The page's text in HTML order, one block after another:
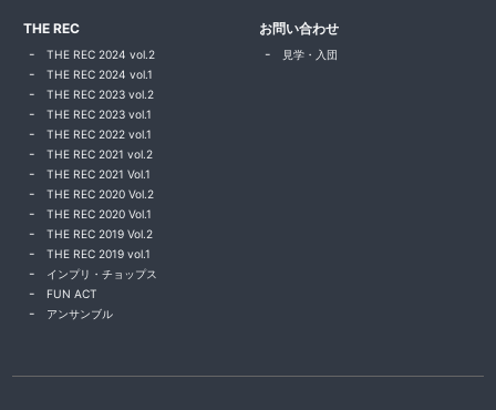
THE REC
THE REC 2024 vol.2
THE REC 2024 vol.1
THE REC 2023 vol.2
THE REC 2023 vol.1
THE REC 2022 vol.1
THE REC 2021 vol.2
THE REC 2021 Vol.1
THE REC 2020 Vol.2
THE REC 2020 Vol.1
THE REC 2019 Vol.2
THE REC 2019 vol.1
インプリ・チョップス
FUN ACT
アンサンブル
お問い合わせ
見学・入団